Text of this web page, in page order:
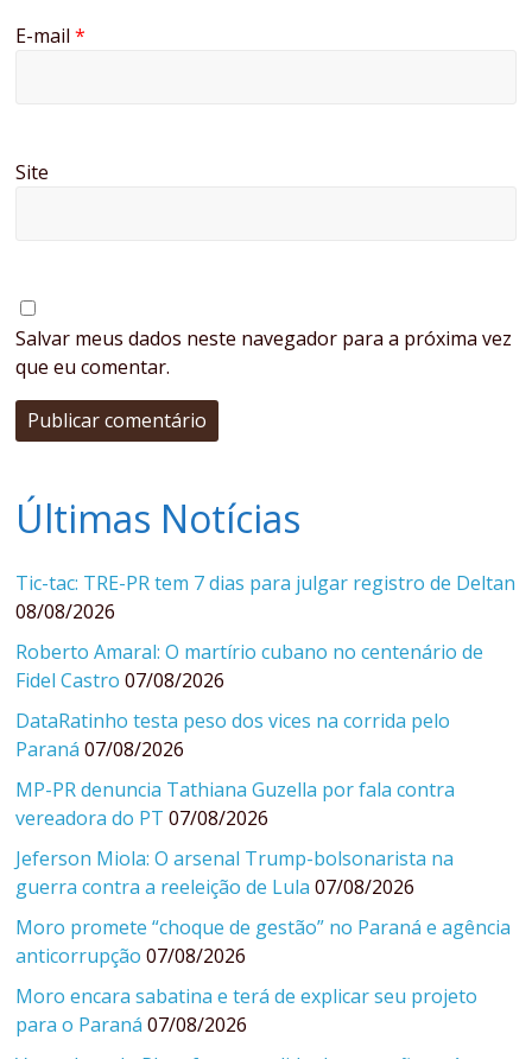
E-mail*
Site
Salvar meus dados neste navegador para a próxima vez
que eu comentar.
Últimas Notícias
Tic-tac: TRE-PR tem 7 dias para julgar registro de Deltan
08/08/2026
Roberto Amaral: O martírio cubano no centenário de
Fidel Castro 07/08/2026
DataRatinho testa peso dos vices na corrida pelo
Paraná 07/08/2026
MP-PR denuncia Tathiana Guzella por fala contra
vereadora do PT 07/08/2026
Jeferson Miola: O arsenal Trump-bolsonarista na
guerra contra a reeleição de Lula 07/08/2026
Moro promete “choque de gestão” no Paraná e agência
anticorrupção 07/08/2026
Moro encara sabatina e terá de explicar seu projeto
para o Paraná 07/08/2026